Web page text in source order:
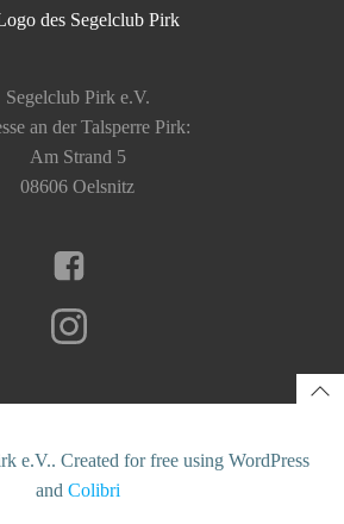
Segelclub Pirk e.V.
an der Talsperre Pirk:
Am Strand 5
08606 Oelsnitz
e.V.. Created for free using WordPress
and Colibri